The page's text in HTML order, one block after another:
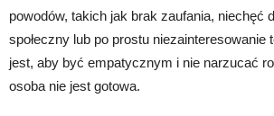
powodów, takich jak brak zaufania, niechęć
społeczny lub po prostu niezainteresowanie
jest, aby być empatycznym i nie narzucać
osoba nie jest gotowa.